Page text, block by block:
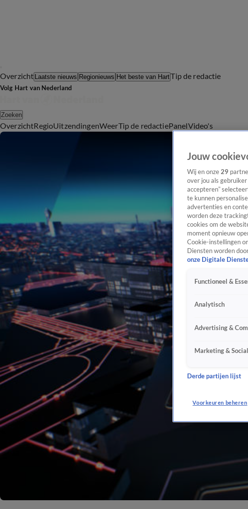
Overzicht Laatste nieuws Regionieuws Het beste van HartTip de redactie
Volg Hart van Nederland
Zoeken
OverzichtRegioUitzendingenWeerTip de redactiePanelVideo's
Jouw
Wij en onze 29
over jou als
accepteren”
te kunnen
advertenties en
worden deze
cookies om de
moment opnieuw
Cookie-instellingen
Diensten worden
onze Digitale
Functioneel &
Analytisch
Advertising &
Marketing &
Derde partijen lijst
Voorkeuren beheren